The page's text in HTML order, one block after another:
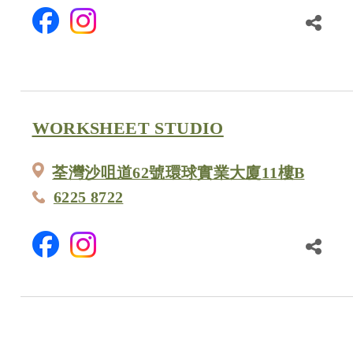
WORKSHEET STUDIO
荃灣沙咀道62號環球實業大廈11樓B
6225 8722